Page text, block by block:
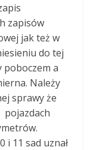
zapisów
jak też w
do tej
poboczem a
Należy
sprawy że
pojazdach
i 11 sad uznał